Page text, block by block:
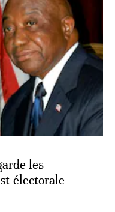
les
électorale